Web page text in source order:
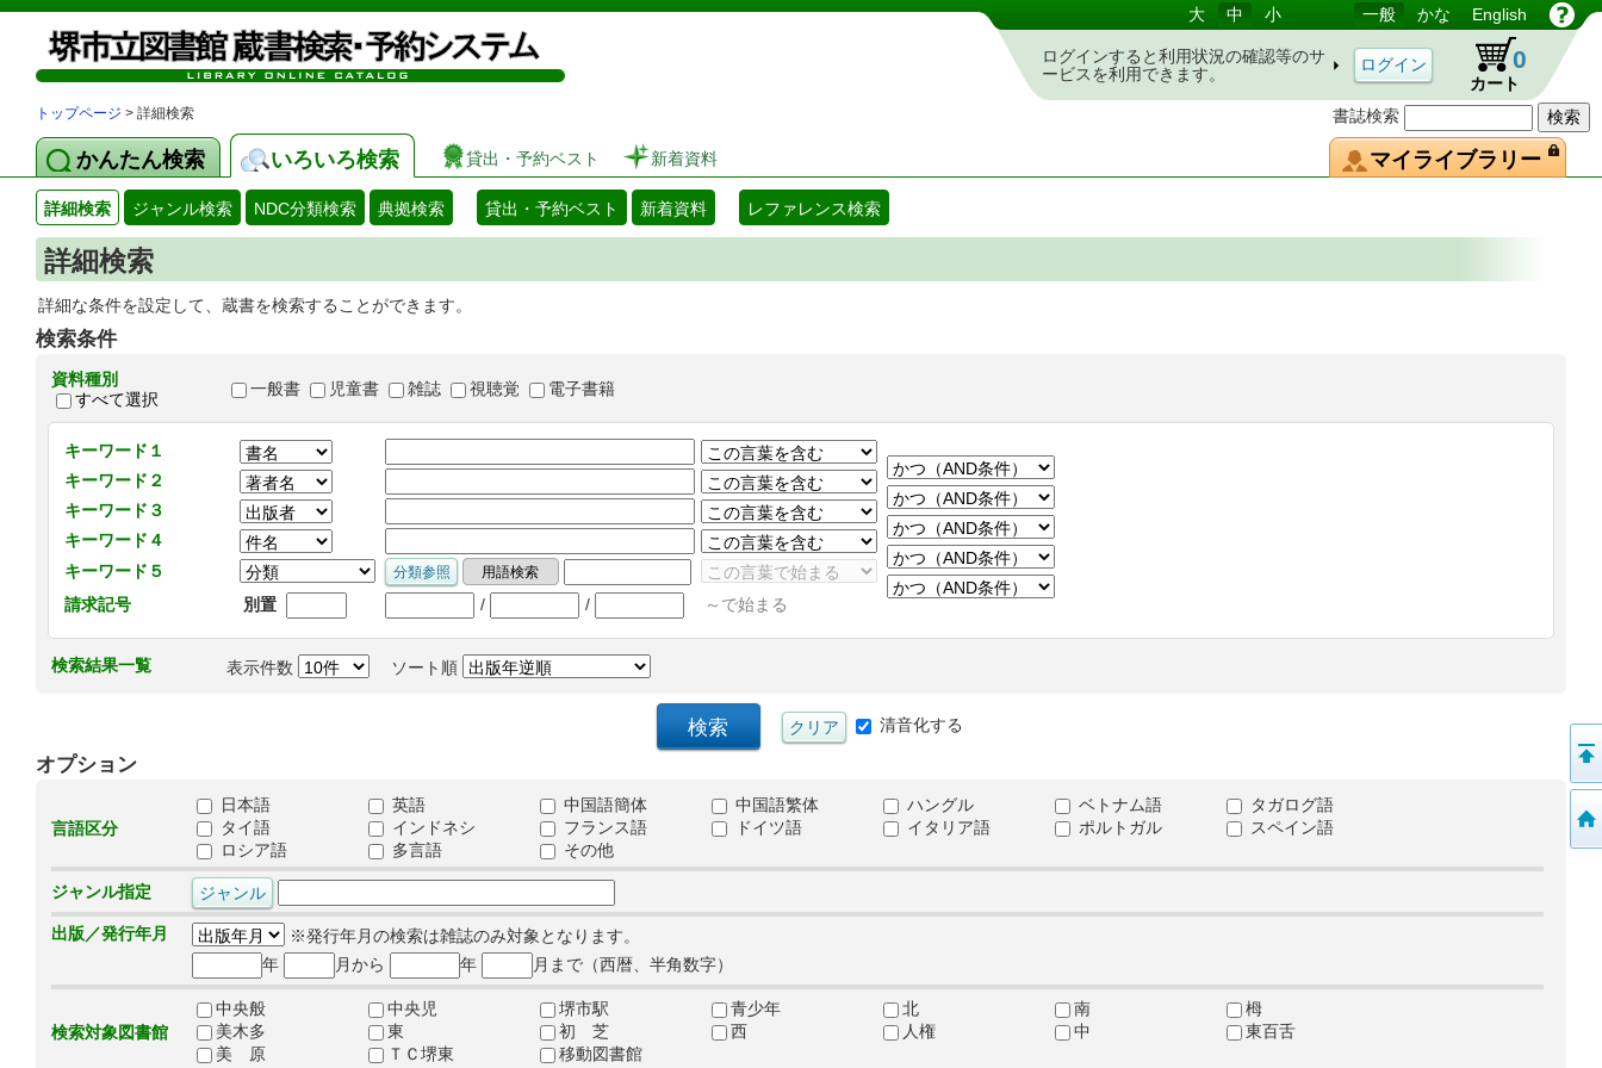
図書館 蔵書検索・予約システム
書誌検索
大 中 小 一般 かな English
ログインすると利用状況の確認等のサ
ービスを利用できます。
カート
0
トップページ > 詳細検索
かんたん検索 いろいろ検索 貸出・予約ベスト 新着資料 マイライブラリー
詳細検索 ジャンル検索 NDC分類検索 典拠検索 貸出・予約ベスト 新着資料 レファレンス検索
詳細検索
詳細な条件を設定して、蔵書を検索することができます。
検索条件
資料種別
すべて選択
一般書 児童書 雑誌 視聴覚 電子書籍
キーワード１
キーワード２
キーワード３
キーワード４
キーワード５
請求記号
別置 / / ～で始まる
検索結果一覧 表示件数 ソート順
清音化する
オプション
言語区分
日本語 英語 中国語簡体 中国語繁体 ハングル ベトナム語
タガログ語
タイ語
インドネシ フランス語 ドイツ語 イタリア語 ポルトガル
スペイン語
ロシア語
多言語 その他
ジャンル指定
出版／発行年月
※発行年月の検索は雑誌のみ対象となります。
年
月から 年 月まで（西暦、半角数字）
検索対象図書館
中央般 中央児 堺市駅 青少年 北 南
栂
美木多
東 初 芝 西 人権 中
東百舌
美 原
ＴＣ堺東 移動図書館